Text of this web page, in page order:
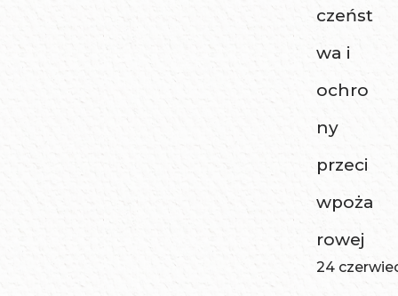
czeńst
wa i
ochro
ny
przeci
wpoża
rowej
24